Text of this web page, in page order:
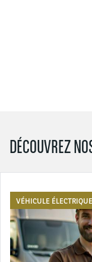
DÉCOUVREZ
VÉHICULE ÉLECTRIQUE